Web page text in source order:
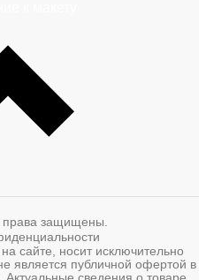
защищены.
сайте, носит исключительно
является публичной офертой в